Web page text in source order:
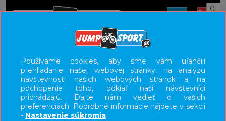
0
UŽÍVATEĽSKÝ PANEL
KATEGÓRIE
HLAVNÉ MENU
Používame cookies, aby sme vám uľahčili
prehliadanie našej webovej stránky, na analýzu
návštevnosti našich webových stránok a na
pochopenie toho, odkiaľ naši návštevníci
prichádzajú. Dajte nám vedieť o vašich
preferenciách. Podrobné informácie nájdete v sekcii
- Nastavenie súkromia